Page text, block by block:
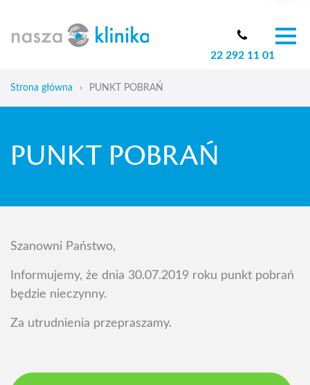
Zespół
Aktualności
22 292 11 01
Strona główna › PUNKT POBRAŃ
PUNKT POBRAŃ
Szanowni Państwo,
Informujemy, że dnia 30.07.2019 roku punkt pobrań
będzie nieczynny.
Za utrudnienia przepraszamy.